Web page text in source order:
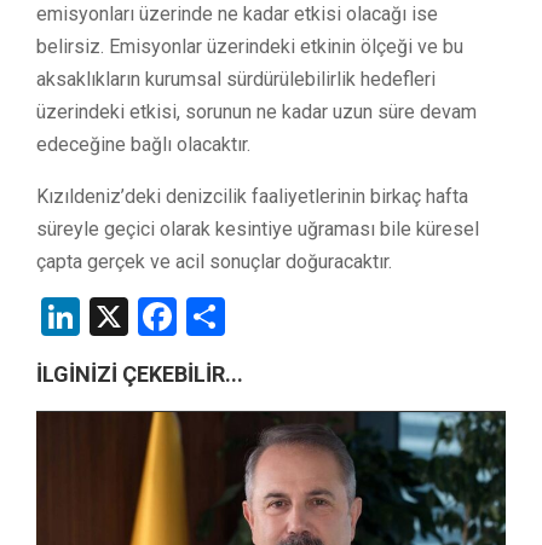
emisyonları üzerinde ne kadar etkisi olacağı ise
belirsiz. Emisyonlar üzerindeki etkinin ölçeği ve bu
aksaklıkların kurumsal sürdürülebilirlik hedefleri
üzerindeki etkisi, sorunun ne kadar uzun süre devam
edeceğine bağlı olacaktır.
Kızıldeniz’deki denizcilik faaliyetlerinin birkaç hafta
süreyle geçici olarak kesintiye uğraması bile küresel
çapta gerçek ve acil sonuçlar doğuracaktır.
LinkedIn
X Facebook
İLGİNİZİ ÇEKEBİLİR...